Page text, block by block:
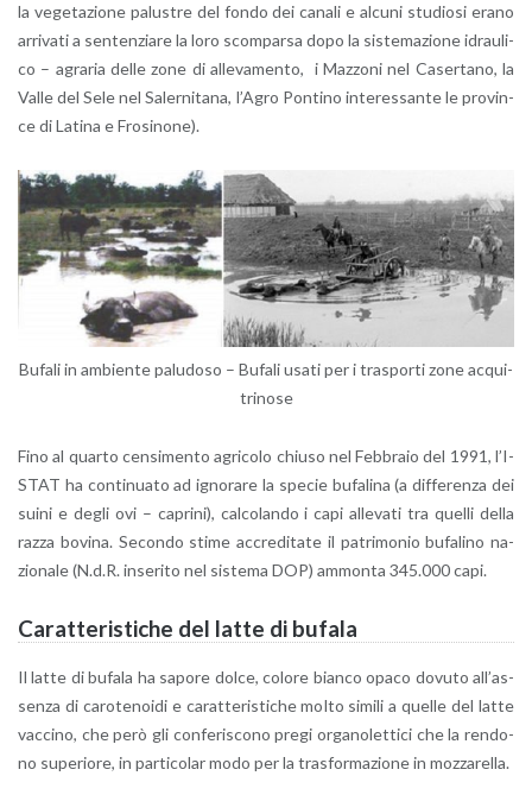
la ve­ge­ta­zio­ne pa­lu­stre del fondo dei ca­na­li e al­cu­ni stu­dio­si erano
ar­ri­va­ti a sen­ten­zia­re la loro scom­par­sa dopo la si­ste­ma­zio­ne idrau­li­
co – agra­ria delle zone di al­le­va­men­to, i Maz­zo­ni nel Ca­ser­ta­no, la
Valle del Sele nel Sa­ler­ni­ta­na, l’A­gro Pon­ti­no in­te­res­san­te le pro­vin­
ce di La­ti­na e Fro­si­no­ne).
Bu­fa­li in am­bien­te pa­lu­do­so – Bu­fa­li usati per i tra­spor­ti zone ac­qui­
tri­no­se
Fino al quar­to cen­si­men­to agri­co­lo chiu­so nel Feb­bra­io del 1991, l’I­
STAT ha con­ti­nua­to ad igno­ra­re la spe­cie bu­fa­li­na (a dif­fe­ren­za dei
suini e degli ovi – ca­pri­ni), cal­co­lan­do i capi al­le­va­ti tra quel­li della
razza bo­vi­na. Se­con­do stime ac­cre­di­ta­te il pa­tri­mo­nio bu­fa­li­no na­
zio­na­le (N.d.R. in­se­ri­to nel si­ste­ma DOP) am­mon­ta 345.000 capi.
Ca­rat­te­ri­sti­che del latte di bu­fa­la
Il latte di bu­fa­la ha sa­po­re dolce, co­lo­re bian­co opaco do­vu­to al­l’as­
sen­za di ca­ro­te­noi­di e ca­rat­te­ri­sti­che molto si­mi­li a quel­le del latte
vac­ci­no, che però gli con­fe­ri­sco­no pregi or­ga­no­let­ti­ci che la ren­do­
no su­pe­rio­re, in par­ti­co­lar modo per la tra­sfor­ma­zio­ne in moz­za­rel­la.